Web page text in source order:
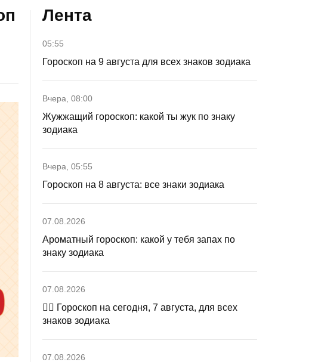
Лента
05:55
Гороскоп на 9 августа для всех знаков зодиака
Вчера, 08:00
Жужжащий гороскоп: какой ты жук по знаку
зодиака
Вчера, 05:55
Гороскоп на 8 августа: все знаки зодиака
07.08.2026
Ароматный гороскоп: какой у тебя запах по
знаку зодиака
07.08.2026
🧙‍♀ Гороскоп на сегодня, 7 августа, для всех
знаков зодиака
07.08.2026